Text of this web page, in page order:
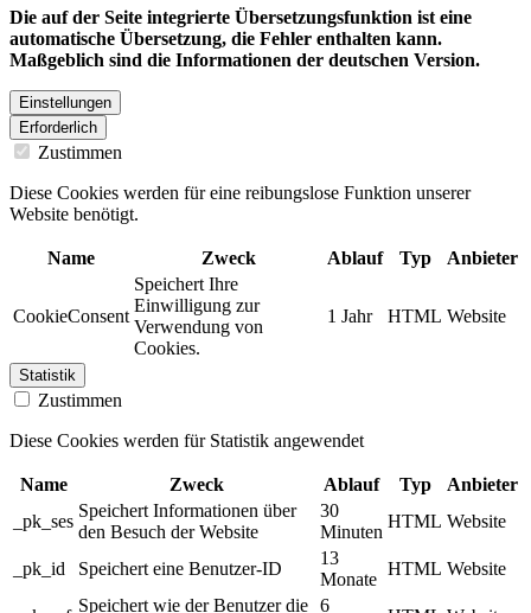
Die auf der Seite integrierte Übersetzungsfunktion ist eine
automatische Übersetzung, die Fehler enthalten kann.
Maßgeblich sind die Informationen der deutschen Version.
Einstellungen
Erforderlich
Zustimmen
Diese Cookies werden für eine reibungslose Funktion unserer
Website benötigt.
Name Zweck Ablauf Typ Anbieter
CookieConsent
Speichert Ihre
Einwilligung zur
Verwendung von
Cookies.
1 Jahr HTML Website
Statistik
Zustimmen
Diese Cookies werden für Statistik angewendet
Name Zweck Ablauf Typ
Anbieter
_pk_ses
Speichert Informationen über
den Besuch der Website
30
Minuten
HTML Website
_pk_id Speichert eine Benutzer-ID
13
Monate
HTML Website
Speichert wie der Benutzer die 6